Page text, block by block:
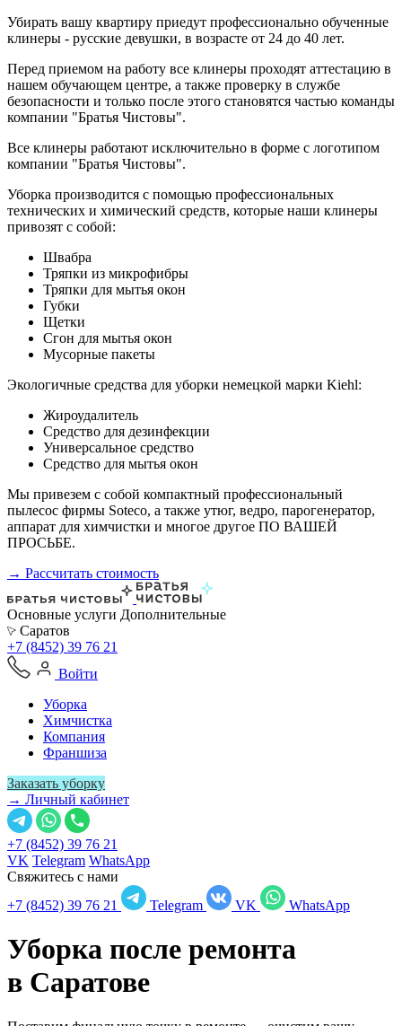
Убирать вашу квартиру приедут профессионально обученные
клинеры - русские девушки, в возрасте от 24 до 40 лет.
Перед приемом на работу все клинеры проходят аттестацию в
нашем обучающем центре, а также проверку в службе
безопасности и только после этого становятся частью команды
компании "Братья Чистовы".
Все клинеры работают исключительно в форме с логотипом
компании "Братья Чистовы".
Уборка производится с помощью профессиональных
технических и химический средств, которые наши клинеры
привозят с собой:
Швабра
Тряпки из микрофибры
Тряпки для мытья окон
Губки
Щетки
Сгон для мытья окон
Мусорные пакеты
Экологичные средства для уборки немецкой марки Kiehl:
Жироудалитель
Средство для дезинфекции
Универсальное средство
Средство для мытья окон
Мы привезем с собой компактный профессиональный
пылесос фирмы Soteco, а также утюг, ведро, парогенератор,
аппарат для химчистки и многое другое ПО ВАШЕЙ
ПРОСЬБЕ.
→ Рассчитать стоимость
Основные услуги Дополнительные
Саратов
+7 (8452) 39 76 21
Войти
Уборка
Химчистка
Компания
Франшиза
Заказать уборку
→ Личный кабинет
+7 (8452) 39 76 21
VK Telegram WhatsApp
Свяжитесь с нами
+7 (8452) 39 76 21
Telegram VK WhatsApp
Уборка после ремонта
в Саратове